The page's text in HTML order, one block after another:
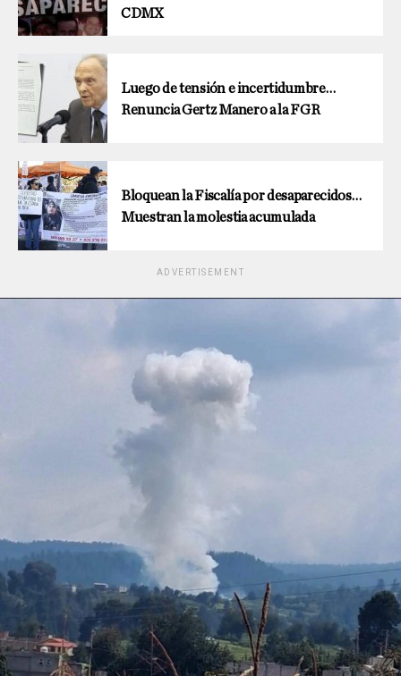
CDMX
Luego de tensión e incertidumbre…
Renuncia Gertz Manero a la FGR
Bloquean la Fiscalía por desaparecidos…
Muestran la molestia acumulada
ADVERTISEMENT